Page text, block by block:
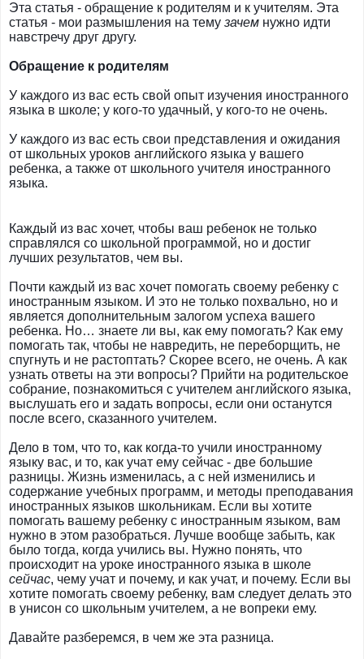
Эта статья - обращение к родителям и к учителям. Эта
статья - мои размышления на тему зачем нужно идти
навстречу друг другу.
Обращение к родителям
У каждого из вас есть свой опыт изучения иностранного
языка в школе; у кого-то удачный, у кого-то не очень.
У каждого из вас есть свои представления и ожидания
от школьных уроков английского языка у вашего
ребенка, а также от школьного учителя иностранного
языка.
Каждый из вас хочет, чтобы ваш ребенок не только
справлялся со школьной программой, но и достиг
лучших результатов, чем вы.
Почти каждый из вас хочет помогать своему ребенку с
иностранным языком. И это не только похвально, но и
является дополнительным залогом успеха вашего
ребенка. Но… знаете ли вы, как ему помогать? Как ему
помогать так, чтобы не навредить, не переборщить, не
спугнуть и не растоптать? Скорее всего, не очень. А как
узнать ответы на эти вопросы? Прийти на родительское
собрание, познакомиться с учителем английского языка,
выслушать его и задать вопросы, если они останутся
после всего, сказанного учителем.
Дело в том, что то, как когда-то учили иностранному
языку вас, и то, как учат ему сейчас - две большие
разницы. Жизнь изменилась, а с ней изменились и
содержание учебных программ, и методы преподавания
иностранных языков школьникам. Если вы хотите
помогать вашему ребенку с иностранным языком, вам
нужно в этом разобраться. Лучше вообще забыть, как
было тогда, когда учились вы. Нужно понять, что
происходит на уроке иностранного языка в школе
сейчас, чему учат и почему, и как учат, и почему. Если вы
хотите помогать своему ребенку, вам следует делать это
в унисон со школьным учителем, а не вопреки ему.
Давайте разберемся, в чем же эта разница.